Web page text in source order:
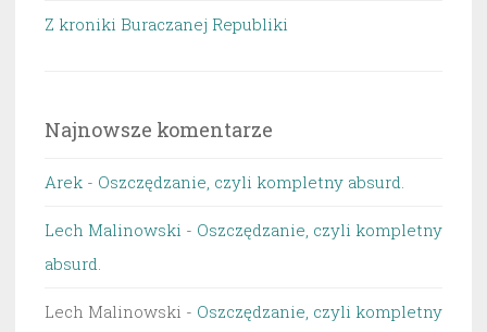
Z kroniki Buraczanej Republiki
Najnowsze komentarze
Arek - Oszczędzanie, czyli kompletny absurd.
Lech Malinowski - Oszczędzanie, czyli kompletny
absurd.
Lech Malinowski - Oszczędzanie, czyli kompletny